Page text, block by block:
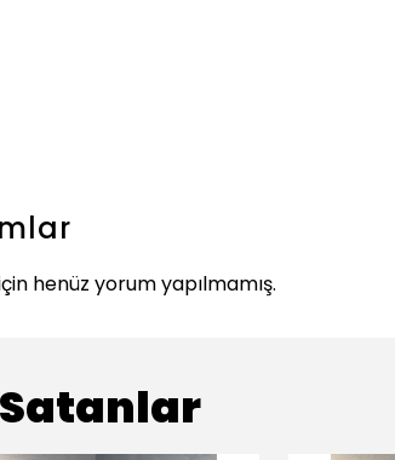
henüz yorum yapılmamış.